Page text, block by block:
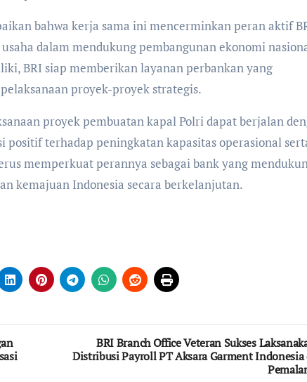
bahwa kerja sama ini mencerminkan peran aktif
dalam mendukung pembangunan ekonomi
BRI siap memberikan layanan perbankan yang
proyek-proyek strategis.
proyek pembuatan kapal Polri dapat berjalan
terhadap peningkatan kapasitas operasional
memperkuat perannya sebagai bank yang
kemajuan Indonesia secara berkelanjutan.
BRI Branch Office Veteran Sukses
Distribusi Payroll PT Aksara Garment Indonesia